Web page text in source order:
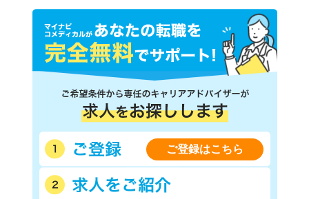
ご登録はこちら